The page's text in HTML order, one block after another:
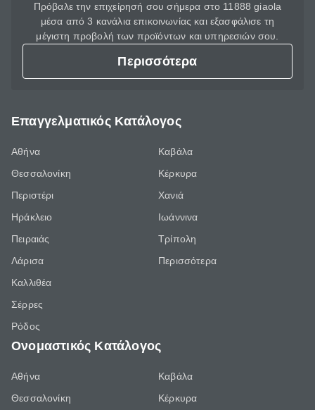
Πρόβαλε την επιχείρησή σου σήμερα στο 11888 giaola
μέσα από 3 κανάλια επικοινωνίας και εξασφάλισε τη
μέγιστη προβολή των προϊόντων και υπηρεσιών σου.
Περισσότερα
Επαγγελματικός Κατάλογος
Αθήνα
Θεσσαλονίκη
Περιστέρι
Ηράκλειο
Πειραιάς
Λάρισα
Καλλιθέα
Σέρρες
Ρόδος
Καβάλα
Κέρκυρα
Χανιά
Ιωάννινα
Τρίπολη
Περισσότερα
Ονομαστικός Κατάλογος
Αθήνα
Θεσσαλονίκη
Καβάλα
Κέρκυρα